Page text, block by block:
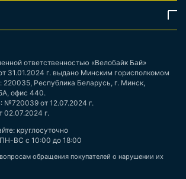
ответственностью «Велобайк Бай»
31.01.2024 г. выдано Минским горисполкомом
220035, Республика Беларусь, г. Минск,
офис 440.
№720039 от 12.07.2024 г.
02.07.2024 г.
круглосуточно
ПН-ВС с 10:00 до 18:00
обращения покупателей о нарушении их